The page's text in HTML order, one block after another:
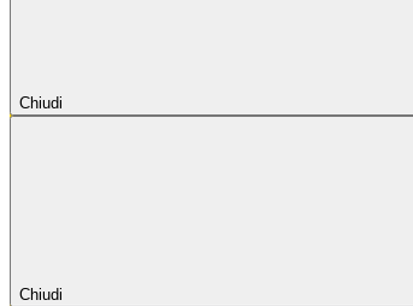
Chiudi
Chiudi